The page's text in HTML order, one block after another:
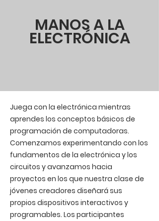
MANOS A LA
ELECTRÓNICA
Juega con la electrónica mientras
aprendes los conceptos básicos de
programación de computadoras.
Comenzamos experimentando con los
fundamentos de la electrónica y los
circuitos y avanzamos hacia
proyectos en los que nuestra clase de
jóvenes creadores diseñará sus
propios dispositivos interactivos y
programables. Los participantes